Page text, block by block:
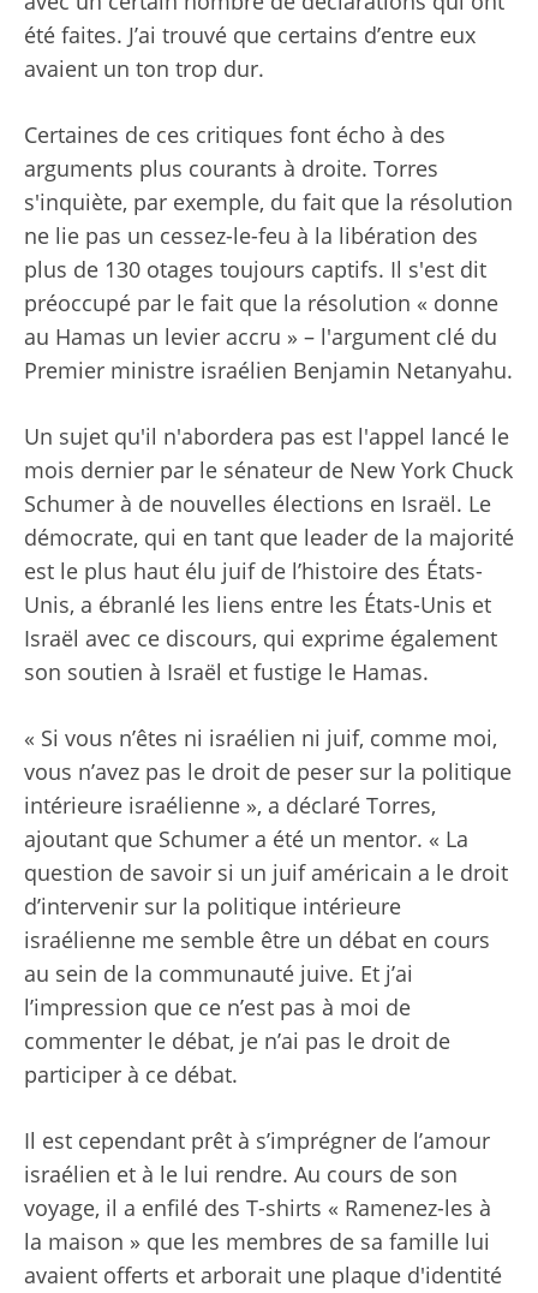
été faites. J’ai trouvé que certains d’entre eux
avaient un ton trop dur.
Certaines de ces critiques font écho à des
arguments plus courants à droite. Torres
s'inquiète, par exemple, du fait que la résolution
ne lie pas un cessez-le-feu à la libération des
plus de 130 otages toujours captifs. Il s'est dit
préoccupé par le fait que la résolution « donne
au Hamas un levier accru » – l'argument clé du
Premier ministre israélien Benjamin Netanyahu.
Un sujet qu'il n'abordera pas est l'appel lancé le
mois dernier par le sénateur de New York Chuck
Schumer à de nouvelles élections en Israël. Le
démocrate, qui en tant que leader de la majorité
est le plus haut élu juif de l’histoire des États-
Unis, a ébranlé les liens entre les États-Unis et
Israël avec ce discours, qui exprime également
son soutien à Israël et fustige le Hamas.
« Si vous n’êtes ni israélien ni juif, comme moi,
vous n’avez pas le droit de peser sur la politique
intérieure israélienne », a déclaré Torres,
ajoutant que Schumer a été un mentor. « La
question de savoir si un juif américain a le droit
d’intervenir sur la politique intérieure
israélienne me semble être un débat en cours
au sein de la communauté juive. Et j’ai
l’impression que ce n’est pas à moi de
commenter le débat, je n’ai pas le droit de
participer à ce débat.
Il est cependant prêt à s’imprégner de l’amour
israélien et à le lui rendre. Au cours de son
voyage, il a enfilé des T-shirts « Ramenez-les à
la maison » que les membres de sa famille lui
avaient offerts et arborait une plaque d'identité